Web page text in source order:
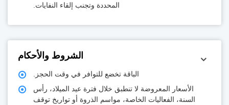
المحددة وتجنب إلقاء النفايات.
الشروط والأحكام
الباقة تخضع للتوافر في وقت الحجز.
الأسعار المعروضة لا تنطبق خلال فترة عيد الميلاد، رأس
السنة، الفعاليات الخاصة، مواسم الذروة أو تواريخ توقف